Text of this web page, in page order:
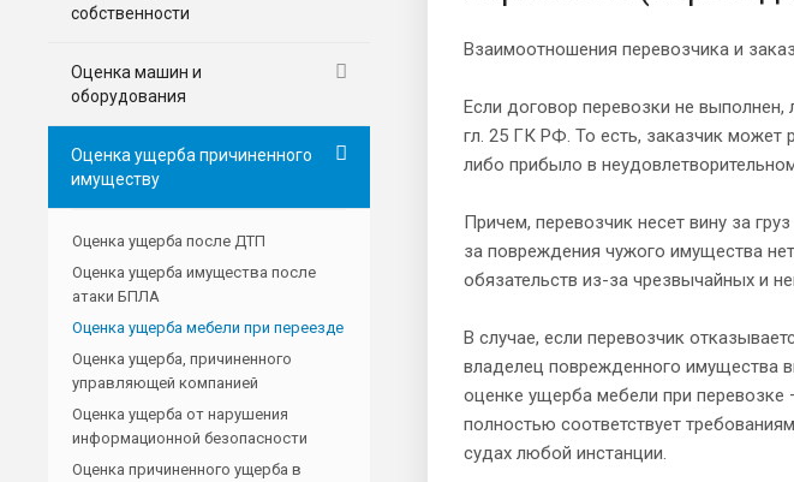
Взаимоотношения перевозчика и
Если договор перевозки не выполнен,
гл. 25 ГК РФ. То есть, заказчик может
либо прибыло в
Причем, перевозчик несет вину за
за повреждения чужого имущества
обязательств из-за чрезвычайных и
В случае, если перевозчик
владелец поврежденного имущества
оценке ущерба мебели при перевозке
полностью соответствует
судах любой инстанции.
собственности
Оценка машин и
оборудования
Оценка ущерба причиненного
имуществу
Оценка ущерба после ДТП
Оценка ущерба имущества после
атаки БПЛА
Оценка ущерба мебели при переезде
Оценка ущерба, причиненного
управляющей компанией
Оценка ущерба от нарушения
информационной безопасности
Оценка причиненного ущерба в